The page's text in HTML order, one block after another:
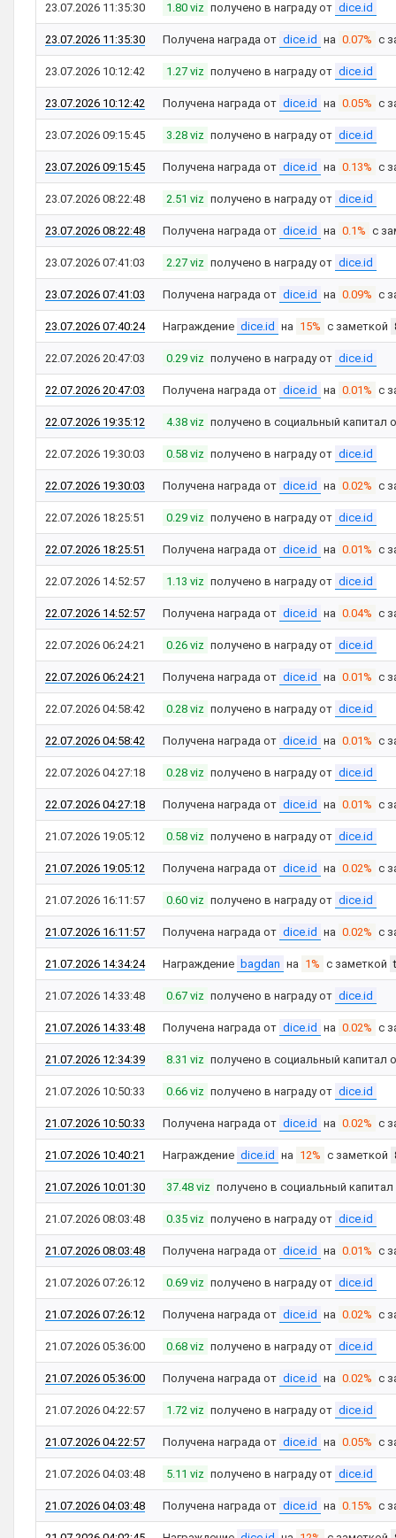
23.07.2026 11:35:30 1.80 viz получено в награду от dice.id
23.07.2026 11:35:30 Получена награда от dice.id на 0.07% с
23.07.2026 10:12:42 1.27 viz получено в награду от dice.id
23.07.2026 10:12:42 Получена награда от dice.id на 0.05% с
23.07.2026 09:15:45 3.28 viz получено в награду от dice.id
23.07.2026 09:15:45 Получена награда от dice.id на 0.13% с
23.07.2026 08:22:48 2.51 viz получено в награду от dice.id
23.07.2026 08:22:48 Получена награда от dice.id на 0.1% с
23.07.2026 07:41:03 2.27 viz получено в награду от dice.id
23.07.2026 07:41:03 Получена награда от dice.id на 0.09% с
23.07.2026 07:40:24 Награждение dice.id на 15% с заметкой
22.07.2026 20:47:03 0.29 viz получено в награду от dice.id
22.07.2026 20:47:03 Получена награда от dice.id на 0.01% с
22.07.2026 19:35:12 4.38 viz получено в социальный капитал
22.07.2026 19:30:03 0.58 viz получено в награду от dice.id
22.07.2026 19:30:03 Получена награда от dice.id на 0.02% с
22.07.2026 18:25:51 0.29 viz получено в награду от dice.id
22.07.2026 18:25:51 Получена награда от dice.id на 0.01% с
22.07.2026 14:52:57 1.13 viz получено в награду от dice.id
22.07.2026 14:52:57 Получена награда от dice.id на 0.04% с
22.07.2026 06:24:21 0.26 viz получено в награду от dice.id
22.07.2026 06:24:21 Получена награда от dice.id на 0.01% с
22.07.2026 04:58:42 0.28 viz получено в награду от dice.id
22.07.2026 04:58:42 Получена награда от dice.id на 0.01% с
22.07.2026 04:27:18 0.28 viz получено в награду от dice.id
22.07.2026 04:27:18 Получена награда от dice.id на 0.01% с
21.07.2026 19:05:12 0.58 viz получено в награду от dice.id
21.07.2026 19:05:12 Получена награда от dice.id на 0.02% с
21.07.2026 16:11:57 0.60 viz получено в награду от dice.id
21.07.2026 16:11:57 Получена награда от dice.id на 0.02% с
21.07.2026 14:34:24 Награждение bagdan на 1% с заметкой
21.07.2026 14:33:48 0.67 viz получено в награду от dice.id
21.07.2026 14:33:48 Получена награда от dice.id на 0.02% с
21.07.2026 12:34:39 8.31 viz получено в социальный капитал
21.07.2026 10:50:33 0.66 viz получено в награду от dice.id
21.07.2026 10:50:33 Получена награда от dice.id на 0.02% с
21.07.2026 10:40:21 Награждение dice.id на 12% с заметкой
21.07.2026 10:01:30 37.48 viz получено в социальный
21.07.2026 08:03:48 0.35 viz получено в награду от dice.id
21.07.2026 08:03:48 Получена награда от dice.id на 0.01% с
21.07.2026 07:26:12 0.69 viz получено в награду от dice.id
21.07.2026 07:26:12 Получена награда от dice.id на 0.02% с
21.07.2026 05:36:00 0.68 viz получено в награду от dice.id
21.07.2026 05:36:00 Получена награда от dice.id на 0.02% с
21.07.2026 04:22:57 1.72 viz получено в награду от dice.id
21.07.2026 04:22:57 Получена награда от dice.id на 0.05% с
21.07.2026 04:03:48 5.11 viz получено в награду от dice.id
21.07.2026 04:03:48 Получена награда от dice.id на 0.15% с